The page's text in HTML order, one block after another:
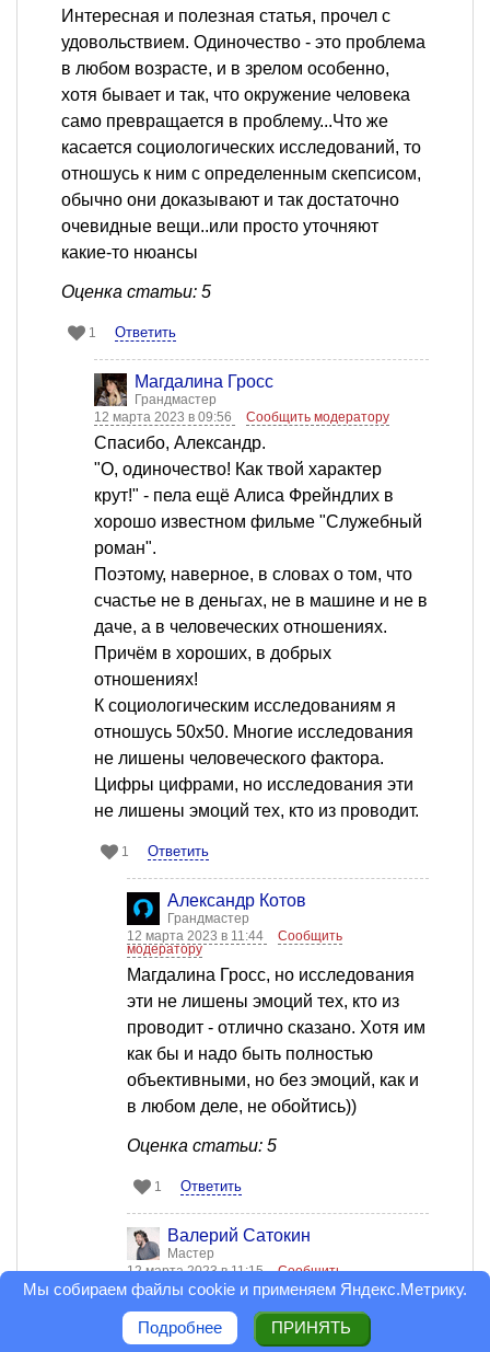
Интересная и полезная статья, прочел с
удовольствием. Одиночество - это проблема
в любом возрасте, и в зрелом особенно,
хотя бывает и так, что окружение человека
само превращается в проблему...Что же
касается социологических исследований, то
отношусь к ним с определенным скепсисом,
обычно они доказывают и так достаточно
очевидные вещи..или просто уточняют
какие-то нюансы
Оценка статьи: 5
1 Ответить
Магдалина Гросс
Грандмастер
12 марта 2023 в 09:56
Сообщить модератору
Спасибо, Александр.
"О, одиночество! Как твой характер
крут!" - пела ещё Алиса Фрейндлих в
хорошо известном фильме "Служебный
роман".
Поэтому, наверное, в словах о том, что
счастье не в деньгах, не в машине и не в
даче, а в человеческих отношениях.
Причём в хороших, в добрых
отношениях!
К социологическим исследованиям я
отношусь 50х50. Многие исследования
не лишены человеческого фактора.
Цифры цифрами, но исследования эти
не лишены эмоций тех, кто из проводит.
1 Ответить
Александр Котов
Грандмастер
12 марта 2023 в 11:44
Сообщить
модератору
Магдалина Гросс, но исследования
эти не лишены эмоций тех, кто из
проводит - отлично сказано. Хотя им
как бы и надо быть полностью
объективными, но без эмоций, как и
в любом деле, не обойтись))
Оценка статьи: 5
1 Ответить
Валерий Сатокин
Мастер
12 марта 2023 в 11:15
Сообщить
модератору
Магдалина Гросс, к сожалению Вы
ошибаетесь. Песню на стихи Беллы
Мы собираем файлы cookie и применяем Яндекс.Метрику.
Подробнее ПРИНЯТЬ